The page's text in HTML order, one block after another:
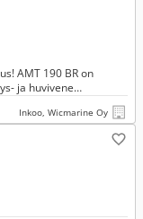
AMT 190 BR on
ja huvivene
Inkoo, Wicmarine Oy